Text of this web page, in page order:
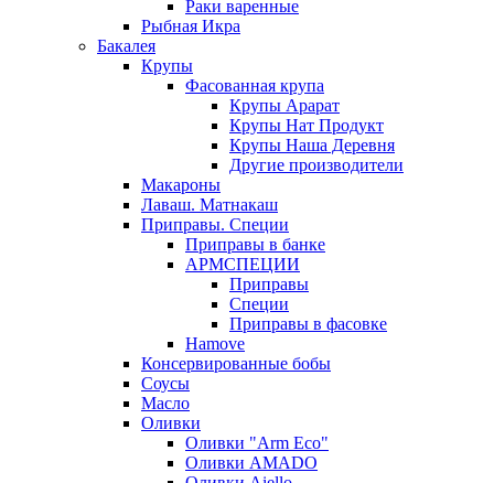
Раки варенные
Рыбная Икра
Бакалея
Крупы
Фасованная крупа
Крупы Арарат
Крупы Нат Продукт
Крупы Наша Деревня
Другие производители
Макароны
Лаваш. Матнакаш
Приправы. Специи
Приправы в банке
АРМСПЕЦИИ
Приправы
Специи
Приправы в фасовке
Hamove
Консервированные бобы
Соусы
Масло
Оливки
Оливки "Arm Eco"
Оливки AMADO